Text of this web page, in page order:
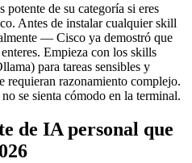
potente de su categoría si eres
Antes de instalar cualquier skill
— Cisco ya demostró que
Empieza con los skills
para tareas sensibles y
requieran razonamiento complejo.
se sienta cómodo en la terminal.
de IA personal que